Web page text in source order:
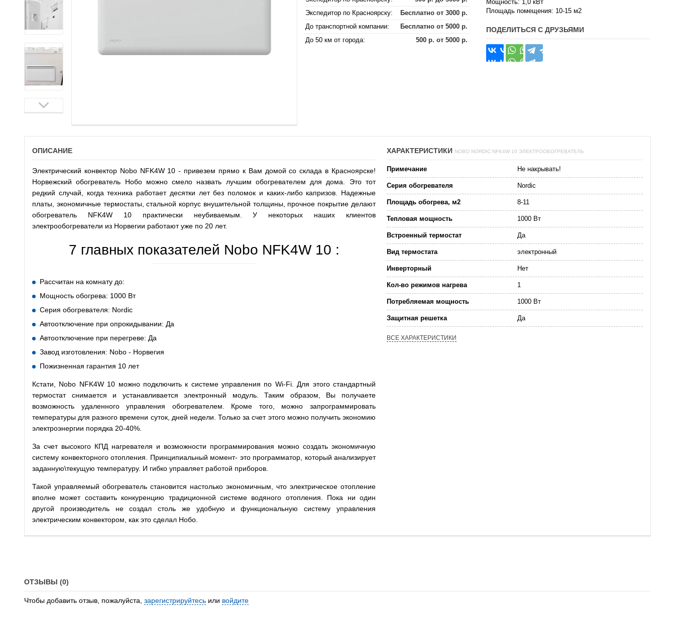
Экспедитор по Красноярску:
Бесплатно от 3000 р.
До транспортной компании:
Бесплатно от 5000 р.
До 50 км от города:
500 р. от 5000 р.
Мощность: 1,0 кВт
Площадь помещения: 10-15 м2
ПОДЕЛИТЬСЯ С ДРУЗЬЯМИ
ХАРАКТЕРИСТИКИ NOBO NORDIC NFK4W 10 ЭЛЕКТРООБОГРЕВАТЕЛЬ
Примечание Не накрывать!
Серия обогревателя Nordic
Площадь обогрева, м2 8-11
Тепловая мощность 1000 Вт
Встроенный термостат Да
Вид термостата электронный
Инверторный Нет
Кол-во режимов нагрева 1
Потребляемая мощность 1000 Вт
Защитная решетка Да
ВСЕ ХАРАКТЕРИСТИКИ
ОПИСАНИЕ
Электрический конвектор Nobo NFK4W 10 - привезем прямо к Вам домой со склада в Красноярске!
Норвежский обогреватель Нобо можно смело назвать лучшим обогревателем для дома. Это тот
редкий случай, когда техника работает десятки лет без поломок и каких-либо капризов. Надежные
платы, экономичные термостаты, стальной корпус внушительной толщины, прочное покрытие делают
обогреватель NFK4W 10 практически неубиваемым. У некоторых наших клиентов
электрообогреватели из Норвегии работают уже по 20 лет.
7 главных показателей Nobo NFK4W 10 :
Рассчитан на комнату до:
Мощность обогрева: 1000 Вт
Серия обогревателя: Nordic
Автоотключение при опрокидывании: Да
Автоотключение при перегреве: Да
Завод изготовления: Nobo - Норвегия
Пожизненная гарантия 10 лет
Кстати, Nobo NFK4W 10 можно подключить к системе управления по Wi-Fi. Для этого стандартный
термостат снимается и устанавливается электронный модуль. Таким образом, Вы получаете
возможность удаленного управления обогревателем. Кроме того, можно запрограммировать
температуры для разного времени суток, дней недели. Только за счет этого можно получить экономию
электроэнергии порядка 20-40%.
За счет высокого КПД нагревателя и возможности программирования можно создать экономичную
систему конвекторного отопления. Принципиальный момент- это программатор, который анализирует
заданную\текущую температуру. И гибко управляет работой приборов.
Такой управляемый обогреватель становится настолько экономичным, что электрическое отопление
вполне может составить конкуренцию традиционной системе водяного отопления. Пока ни один
другой производитель не создал столь же удобную и функциональную систему управления
электрическим конвектором, как это сделал Нобо.
ОТЗЫВЫ (0)
Чтобы добавить отзыв, пожалуйста, зарегистрируйтесь или войдите